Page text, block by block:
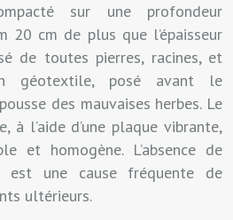
sur une profondeur
20 cm de plus que l’épaisseur
de toutes pierres, racines, et
géotextile, posé avant le
des mauvaises herbes. Le
à l’aide d’une plaque vibrante,
et homogène. L’absence de
est une cause fréquente de
ultérieurs.